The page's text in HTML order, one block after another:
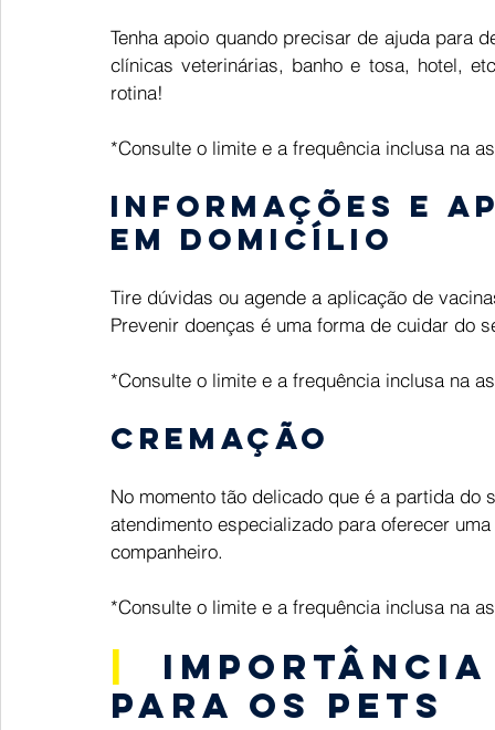
Tenha apoio quando precisar de ajuda para
clínicas veterinárias, banho e tosa, hotel,
rotina!
*Consulte o limite e a frequência inclusa na
Informações e
em domicílio
Tire dúvidas ou agende a aplicação de
Prevenir doenças é uma forma de cuidar do
*Consulte o limite e a frequência inclusa na
Cremação
No momento tão delicado que é a partida
atendimento especializado para oferecer
companheiro.
*Consulte o limite e a frequência inclusa na
para os pets